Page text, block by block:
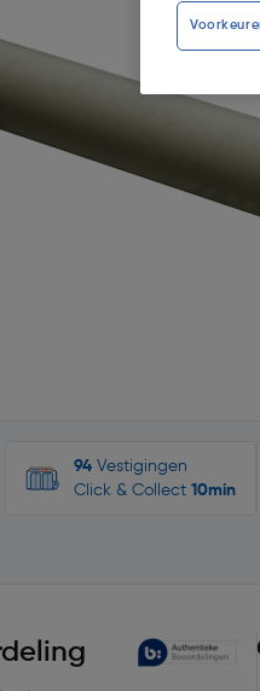
94 Vestigingen
Click & Collect 10min